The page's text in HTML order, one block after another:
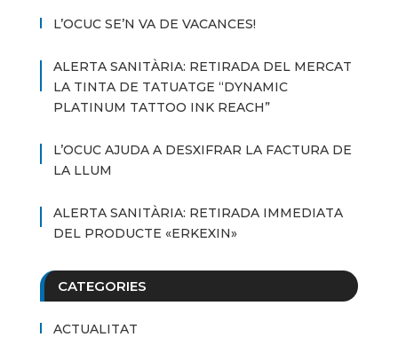
L’OCUC SE’N VA DE VACANCES!
ALERTA SANITÀRIA: RETIRADA DEL MERCAT
LA TINTA DE TATUATGE “DYNAMIC
PLATINUM TATTOO INK REACH”
L’OCUC AJUDA A DESXIFRAR LA FACTURA DE
LA LLUM
ALERTA SANITÀRIA: RETIRADA IMMEDIATA
DEL PRODUCTE «ERKEXIN»
CATEGORIES
ACTUALITAT